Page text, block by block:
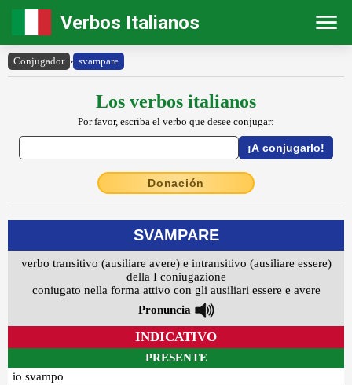
Verbos Italianos
Conjugador › svampare
Los verbos italianos
Por favor, escriba el verbo que desee conjugar:
Donación
SVAMPARE
verbo transitivo (ausiliare avere) e intransitivo (ausiliare essere)
della I coniugazione
coniugato nella forma attivo con gli ausiliari essere e avere
Pronuncia
INDICATIVO
PRESENTE
io svampo